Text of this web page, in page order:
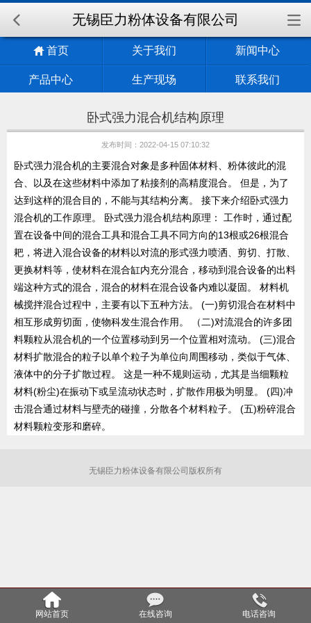
无锡臣力粉体设备有限公司
首页 关于我们 新闻中心
产品中心 生产现场 联系我们
卧式强力混合机结构原理
发布时间：2022-04-15 07:10:32
卧式强力混合机的主要混合对象是多种固体材料、粉体彼此的混
合、以及在这些材料中添加了粘接剂的高精度混合。 但是，为了
达到这样的混合目的，不能与其结构分离。 接下来介绍卧式强力
混合机的工作原理。 卧式强力混合机结构原理： 工作时，通过配
置在设备中间的混合工具和混合工具不同方向的13根或26根混合
耙，将进入混合设备的材料以对流的形式强力喷洒、剪切、打散、
更换材料等，使材料在混合缸内充分混合，移动到混合设备的出料
端这种方式的混合，混合的材料在混合设备内难以凝固。 材料机
械搅拌混合过程中，主要有以下五种方法。 (一)剪切混合在材料中
相互形成剪切面，使物科发生混合作用。 （二)对流混合的许多团
料颗粒从混合机的一个位置移动到另一个位置相对流动。 (三)混合
材料扩散混合的粒子以单个粒子为单位向周围移动，类似于气体、
液体中的分子扩散过程。 这是一种不规则运动，尤其是当细颗粒
材料(粉尘)在振动下或呈流动状态时，扩散作用极为明显。 (四)冲
击混合通过材料与壁壳的碰撞，分散各个材料粒子。 (五)粉碎混合
材料颗粒变形和磨碎。
无锡臣力粉体设备有限公司版权所有
网站首页 在线咨询 电话咨询